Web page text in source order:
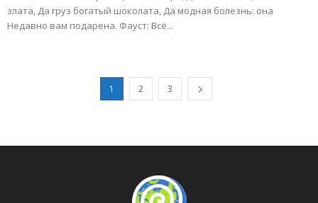
злата, Да груз богатый шоколата, Да модная болезнь: она
Недавно вам подарена. Фауст: Всё...
1 2 3